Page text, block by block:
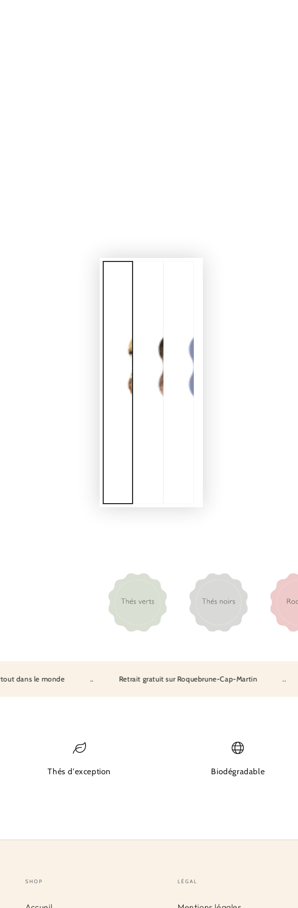
le monde Retrait gratuit sur Roquebrune-Cap-Martin
Thés d'exception Biodégradable
SHOP LÉGAL